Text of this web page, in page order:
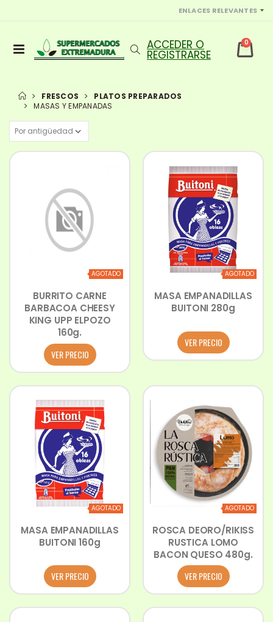
ENLACES RELEVANTES
0
FRESCOS
PLATOS PREPARADOS
MASAS Y EMPANADAS
AGOTADO
BURRITO CARNE
BARBACOA CHEESY
KING UPP ELPOZO
160g.
VER PRECIO
AGOTADO
MASA EMPANADILLAS
BUITONI 280g
VER PRECIO
AGOTADO
MASA EMPANADILLAS
BUITONI 160g
VER PRECIO
AGOTADO
ROSCA DEORO/RIKISS
RUSTICA LOMO
BACON QUESO 480g.
VER PRECIO